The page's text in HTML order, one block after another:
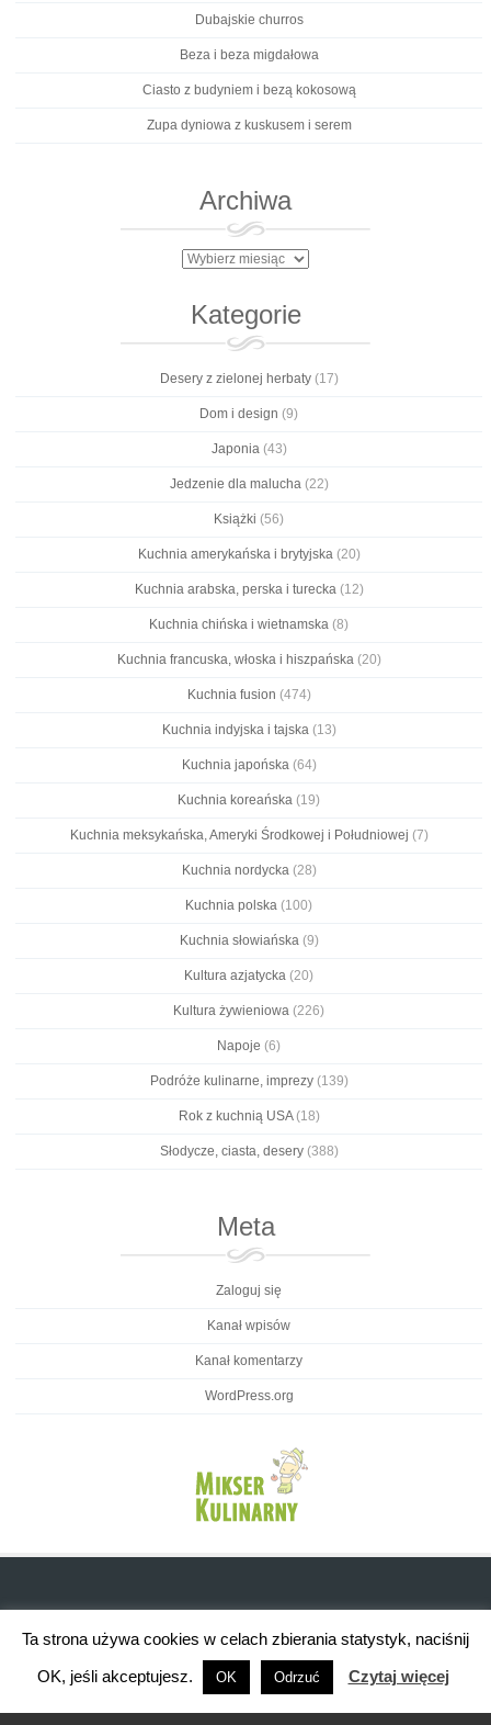
Dubajskie churros
Beza i beza migdałowa
Ciasto z budyniem i bezą kokosową
Zupa dyniowa z kuskusem i serem
Archiwa
Archiwa
Kategorie
Desery z zielonej herbaty(17)
Dom i design (9)
Japonia(43)
Jedzenie dla malucha(22)
Książki (56)
Kuchnia amerykańska i brytyjska(20)
Kuchnia arabska, perska i turecka(12)
Kuchnia chińska i wietnamska (8)
Kuchnia francuska, włoska i hiszpańska(20)
Kuchnia fusion (474)
Kuchnia indyjska i tajska(13)
Kuchnia japońska(64)
Kuchnia koreańska (19)
Kuchnia meksykańska, Ameryki Środkowej i Południowej (7)
Kuchnia nordycka(28)
Kuchnia polska (100)
Kuchnia słowiańska(9)
Kultura azjatycka (20)
Kultura żywieniowa (226)
Napoje (6)
Podróże kulinarne, imprezy(139)
Rok z kuchnią USA(18)
Słodycze, ciasta, desery(388)
Meta
Zaloguj się
Kanał wpisów
Kanał komentarzy
WordPress.org
Ta strona używa cookies w celach zbierania statystyk, naciśnij
OK, jeśli akceptujesz.
OK Odrzuć Czytaj więcej